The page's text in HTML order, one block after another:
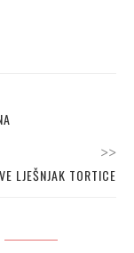
>>
LJEŠNJAK TORTICE